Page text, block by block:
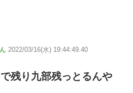
2022/03/16(水) 19:44:49.40
残り九部残っとるんや